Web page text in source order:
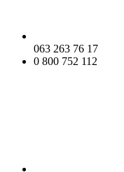
063 263 76 17
0 800 752 112